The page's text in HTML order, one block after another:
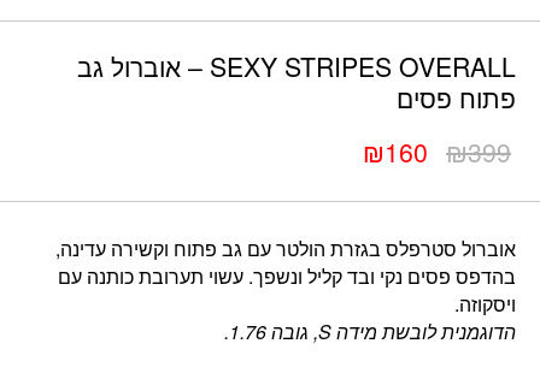
SEXY STRIPES OVERALL – אוברול גב
פתוח פסים
₪399
המחיר
המקורי
₪399.
₪160
המחיר
הנוכחי
₪160.
אוברול סטרפלס בגזרת הולטר עם גב פתוח וקשירה עדינה,
בהדפס פסים נקי ובד קליל ונשפך. עשוי תערובת כותנה עם
ויסקוזה.
הדוגמנית לובשת מידה S, גובה 1.76.
Add